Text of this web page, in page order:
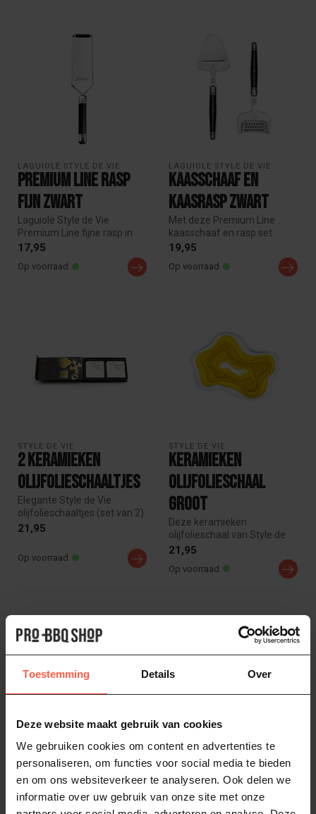
Toestemming Details Over
Deze website maakt gebruik van cookies
We gebruiken cookies om content en advertenties te
personaliseren, om functies voor social media te bieden
en om ons websiteverkeer te analyseren. Ook delen we
informatie over uw gebruik van onze site met onze
LAGUIOLE STYLE DE VIE
Premium Line Rasp
Fijn Zwart
Laguiole Style de Vie
Premium Line fijne rasp in
zwart met gelaserd RVS
17,95
Op voorraad
LAGUIOLE STYLE DE VIE
Kaasschaaf en
kaasrasp Zwart
Met deze Premium Line
kaasschaaf en rasp set
schaaf en rasp je eenvoudig
19,95
Op voorraad
STYLE DE VIE
2 Keramieken
Olijfolieschaaltjes
Elegante Style de Vie
olijfolieschaaltjes (set van 2)
met abstract patroon, perf...
21,95
Op voorraad
STYLE DE VIE
Keramieken
Olijfolieschaal
Groot
Deze keramieken
olijfolieschaal van Style de
Vie is perfect voor het dippen
21,95
Op voorraad
STYLE DE VIE
Dipset: olie, boter
en peper-zoutbakje
Maak je borrel- of dinertafel
LAGUIOLE STYLE DE VIE
Kaasmessenset
Olijfhout
De Laguiole Style de Vie